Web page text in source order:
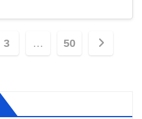
3 … 50